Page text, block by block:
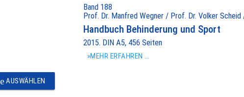
Band 188
Prof. Dr. Manfred Wegner / Prof. Dr. Volker Scheid
Handbuch Behinderung und Sport
2015. DIN A5, 456 Seiten
»MEHR ERFAHREN ...
AUSWÄHLEN